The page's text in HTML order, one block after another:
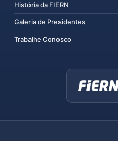
História da FIERN
Galeria de Presidentes
Trabalhe Conosco